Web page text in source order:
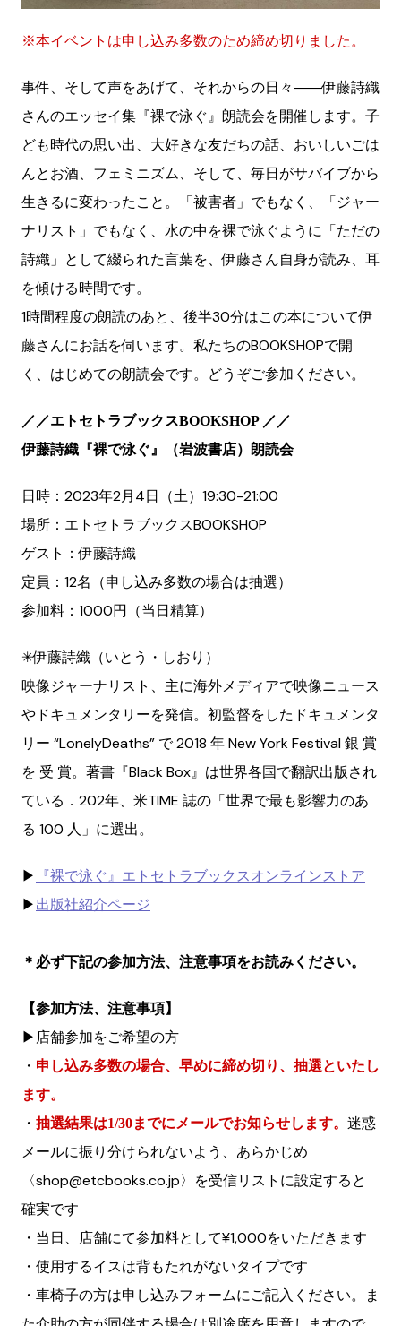
※本イベントは申し込み多数のため締め切りました。
事件、そして声をあげて、それからの日々――伊藤詩織
さんのエッセイ集『裸で泳ぐ』朗読会を開催します。子
ども時代の思い出、大好きな友だちの話、おいしいごは
んとお酒、フェミニズム、そして、毎日がサバイブから
生きるに変わったこと。「被害者」でもなく、「ジャー
ナリスト」でもなく、水の中を裸で泳ぐように「ただの
詩織」として綴られた言葉を、伊藤さん自身が読み、耳
を傾ける時間です。
1時間程度の朗読のあと、後半30分はこの本について伊
藤さんにお話を伺います。私たちのBOOKSHOPで開
く、はじめての朗読会です。どうぞご参加ください。
／／エトセトラブックスBOOKSHOP ／／
伊藤詩織『裸で泳ぐ』（岩波書店）朗読会
日時：2023年2月4日（土）19:30-21:00
場所：エトセトラブックスBOOKSHOP
ゲスト：伊藤詩織
定員：12名（申し込み多数の場合は抽選）
参加料：1000円（当日精算）
✳︎伊藤詩織（いとう・しおり）
映像ジャーナリスト、主に海外メディアで映像ニュース
やドキュメンタリーを発信。初監督をしたドキュメンタ
リー “LonelyDeaths” で 2018 年 New York Festival 銀 賞
を 受 賞。著書『Black Box』は世界各国で翻訳出版され
ている．202年、米TIME 誌の「世界で最も影響力のあ
る 100 人」に選出。
▶︎ 『裸で泳ぐ』エトセトラブックスオンラインストア
▶︎出版社紹介ページ
＊必ず下記の参加方法、注意事項をお読みください。
【参加方法、注意事項】
▶︎店舗参加をご希望の方
・ 申し込み多数の場合、早めに締め切り、抽選といたし
ます。
・ 抽選結果は1/30までにメールでお知らせします。 迷惑
メールに振り分けられないよう、あらかじめ
〈shop@etcbooks.co.jp〉を受信リストに設定すると
確実です
・当日、店舗にて参加料として¥1,000をいただきます
・使用するイスは背もたれがないタイプです
・車椅子の方は申し込みフォームにご記入ください。ま